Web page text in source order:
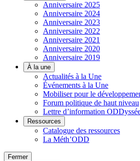
Anniversaire 2025
Anniversaire 2024
Anniversaire 2023
Anniversaire 2022
Anniversaire 2021
Anniversaire 2020
Anniversaire 2019
À la une
Actualités à la Une
Événements à la Une
Mobiliser pour le
Forum politique de haut niveau
Lettre d’information
Ressources
Catalogue des ressources
La Méth’ODD
Fermer